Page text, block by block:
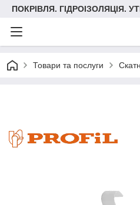
ПОКРІВЛЯ. ГІДРОІЗОЛЯЦІЯ.
Товари та послуги